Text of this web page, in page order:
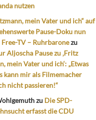
nutzen
mein Vater und ich“ auf
Pause-Doku nun
TV – Ruhrbaronezu
Aljoscha Pause zu ‚Fritz
mein Vater und ich‘: „Etwas
kann mir als Filmemacher
nicht passieren!“
zu Die SPD-
erfasst die CDU